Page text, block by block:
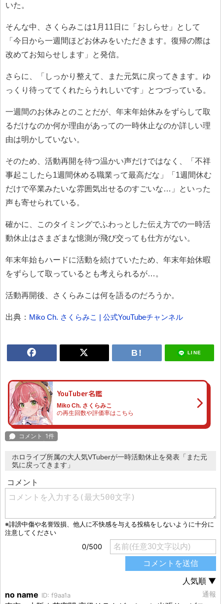
いた。
そんな中、さくらみこは1月11日に「おしらせ」として
「今日から一週間ほどお休みをいただきます。復帰の際は
改めてお知らせします」と発信。
さらに、「しっかり整えて、また元気に戻ってきます。ゆ
っくり待っててくれたらうれしいです」とつづっている。
一週間のお休みとのことだが、年末年始休みをずらして取
るだけなのか何か理由があっての一時休止なのか詳しい理
由は明かしていない。
そのため、活動再開を待つ温かい声だけではなく、「不祥
事起こしたら1週間休める職業って最高だな」「1週間休む
だけで卒業みたいな雰囲気出せるのすごいな…」といった
声も寄せられている。
確かに、このタイミングでふわっとした伝え方での一時活
動休止はさまざまな憶測が飛び交っても仕方がない。
年末年始もハードに活動を続けていたため、年末年始休暇
をずらして取っているとも考えられるが…。
活動再開後、さくらみこは何を語るのだろうか。
出典： Miko Ch. さくらみこ | 公式YouTubeチャンネル
LINE
YouTuber名鑑
Miko Ch. さくらみこ
の再生回数や評価率はこちら
ホロライブ所属の大人気VTuberが一時活動休止を発表「また元
気に戻ってきます」